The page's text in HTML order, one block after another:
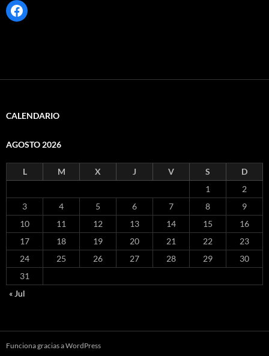
Facebook
CALENDARIO
AGOSTO 2026
L M X J V S
D
1
2
3
4 5 6 7 8
9
10
11 12 13 14 15
16
17
18 19 20 21 22
23
24
25 26 27 28 29
30
31
« Jul
Funciona gracias a WordPress